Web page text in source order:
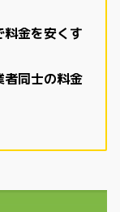
料金を安くす
者同士の料金